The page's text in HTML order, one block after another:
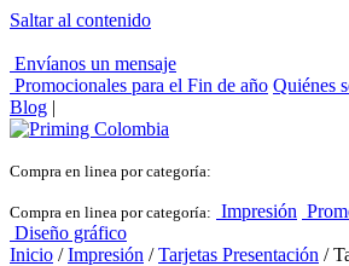
Saltar al contenido
Envíanos un mensaje
Promocionales para el Fin de año Quiénes
Blog |
Compra en linea por categoría:
Compra en linea por categoría: Impresión
Diseño gráfico
Inicio /Impresión /Tarjetas Presentación /